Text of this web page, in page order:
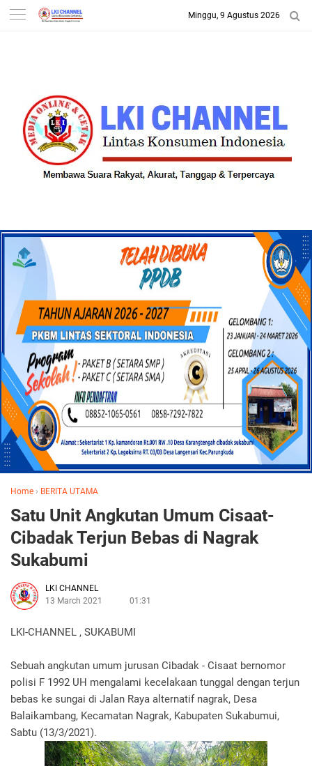
-->
Minggu, 9 Agustus 2026
Home › BERITA UTAMA
Satu Unit Angkutan Umum Cisaat-
Cibadak Terjun Bebas di Nagrak
Sukabumi
LKI CHANNEL
13 March 2021
01:31
LKI-CHANNEL , SUKABUMI
Sebuah angkutan umum jurusan Cibadak - Cisaat bernomor
polisi F 1992 UH mengalami kecelakaan tunggal dengan terjun
bebas ke sungai di Jalan Raya alternatif nagrak, Desa
Balaikambang, Kecamatan Nagrak, Kabupaten Sukabumui,
Sabtu (13/3/2021).